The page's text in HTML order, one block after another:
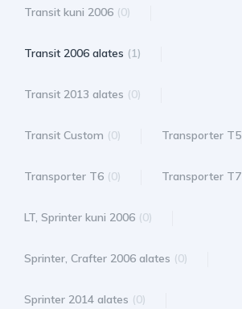
Transit kuni 2006 (0)
Transit 2006 alates (1)
Transit 2013 alates (0)
Transit Custom (0) Transporter T5
Transporter T6 (0) Transporter T7
LT, Sprinter kuni 2006 (0)
Sprinter, Crafter 2006 alates (0)
Sprinter 2014 alates (0)